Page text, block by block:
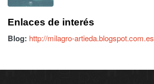
Enlaces de interés
Blog: http://milagro-artieda.blogspot.com.es